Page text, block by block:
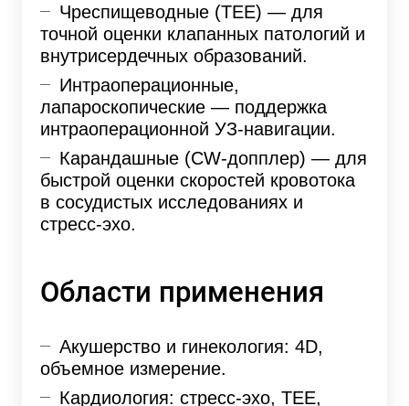
Чреспищеводные (TEE) — для
точной оценки клапанных патологий и
внутрисердечных образований.
Интраоперационные,
лапароскопические — поддержка
интраоперационной УЗ-навигации.
Карандашные (CW-допплер) — для
быстрой оценки скоростей кровотока
в сосудистых исследованиях и
стресс-эхо.
Области применения
Акушерство и гинекология: 4D,
объемное измерение.
Кардиология: стресс-эхо, TEE,